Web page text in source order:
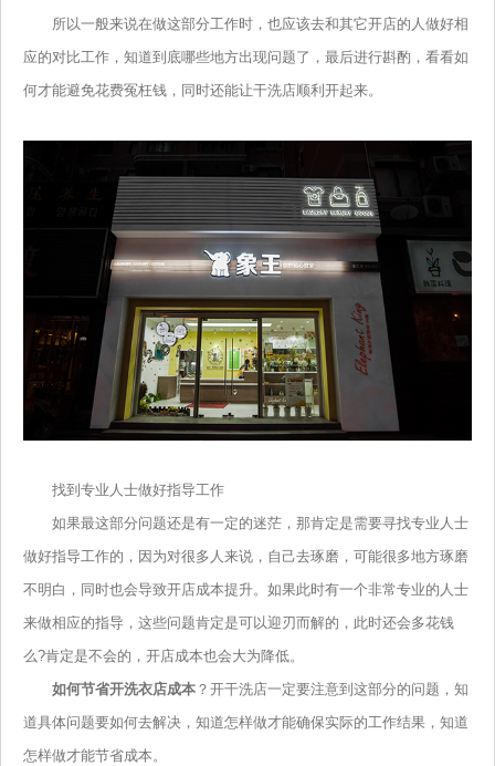
所以一般来说在做这部分工作时，也应该去和其它开店的人做好相
应的对比工作，知道到底哪些地方出现问题了，最后进行斟酌，看看如
何才能避免花费冤枉钱，同时还能让干洗店顺利开起来。
找到专业人士做好指导工作
如果最这部分问题还是有一定的迷茫，那肯定是需要寻找专业人士
做好指导工作的，因为对很多人来说，自己去琢磨，可能很多地方琢磨
不明白，同时也会导致开店成本提升。如果此时有一个非常专业的人士
来做相应的指导，这些问题肯定是可以迎刃而解的，此时还会多花钱
么?肯定是不会的，开店成本也会大为降低。
如何节省开洗衣店成本 ？ 开干洗店一定要注意到这部分的问题，知
道具体问题要如何去解决，知道怎样做才能确保实际的工作结果，知道
怎样做才能节省成本。